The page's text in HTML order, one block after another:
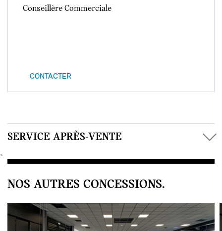
Conseillère Commerciale
CONTACTER
SERVICE APRÈS-VENTE
<
NOS AUTRES CONCESSIONS.